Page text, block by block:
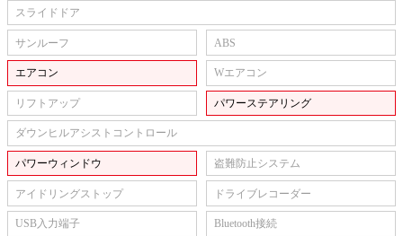
スライドドア
サンルーフ ABS
エアコン Wエアコン
リフトアップ パワーステアリング
ダウンヒルアシストコントロール
パワーウィンドウ 盗難防止システム
アイドリングストップ ドライブレコーダー
USB入力端子 Bluetooth接続